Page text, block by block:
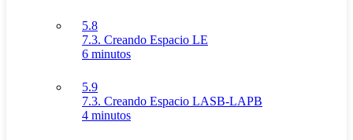
5.8
7.3. Creando Espacio LE
6 minutos
5.9
7.3. Creando Espacio LASB-LAPB
4 minutos